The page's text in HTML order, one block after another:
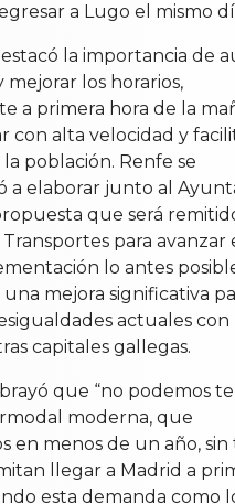
a Lugo el mismo
la importancia de
mejorar los horarios,
a primera hora de la
con alta velocidad y
población. Renfe se
a elaborar junto al
que será
para avanzar
lo antes
mejora significativa
actuales con
capitales gallegas.
que “no podemos
moderna, que
en menos de un año, sin
llegar a Madrid a
esta demanda como